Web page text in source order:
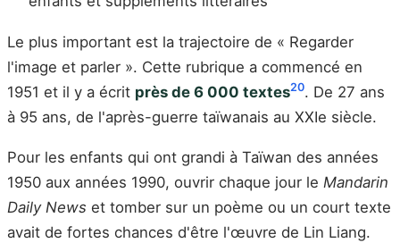
Le plus important est la trajectoire de « Regarder
l'image et parler ». Cette rubrique a commencé en
1951 et il y a écrit près de 6 000 textes20. De 27 ans
à 95 ans, de l'après-guerre taïwanais au XXIe siècle.
Pour les enfants qui ont grandi à Taïwan des années
1950 aux années 1990, ouvrir chaque jour le Mandarin
Daily News et tomber sur un poème ou un court texte
avait de fortes chances d'être l'œuvre de Lin Liang.